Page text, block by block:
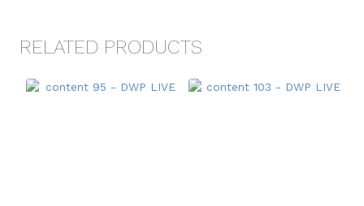
RELATED PRODUCTS